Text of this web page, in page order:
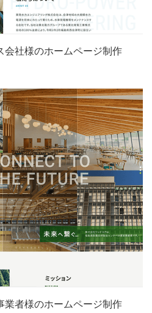
会社様のホームページ制作
業者様のホームページ制作